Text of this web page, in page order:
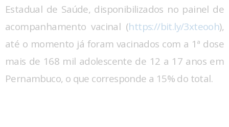
Estadual de Saúde, disponibilizados no painel de
acompanhamento vacinal (https://bit.ly/3xteooh),
até o momento já foram vacinados com a 1ª dose
mais de 168 mil adolescente de 12 a 17 anos em
Pernambuco, o que corresponde a 15% do total.